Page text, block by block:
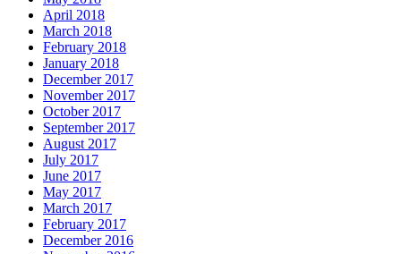
April 2018
March 2018
February 2018
January 2018
December 2017
November 2017
October 2017
September 2017
August 2017
July 2017
June 2017
May 2017
March 2017
February 2017
December 2016